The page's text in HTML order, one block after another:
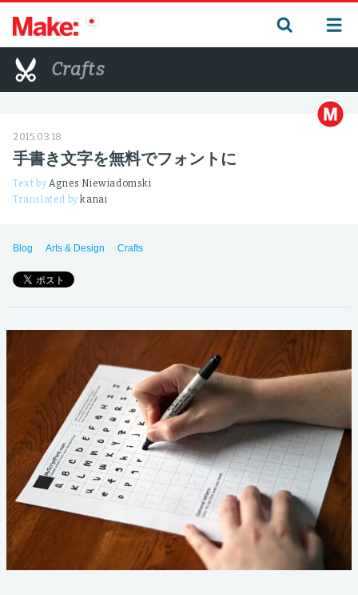
Crafts
2015.03.18
手書き文字を無料でフォントに
Text byAgnes Niewiadomski
Translated bykanai
Blog Arts & Design Crafts